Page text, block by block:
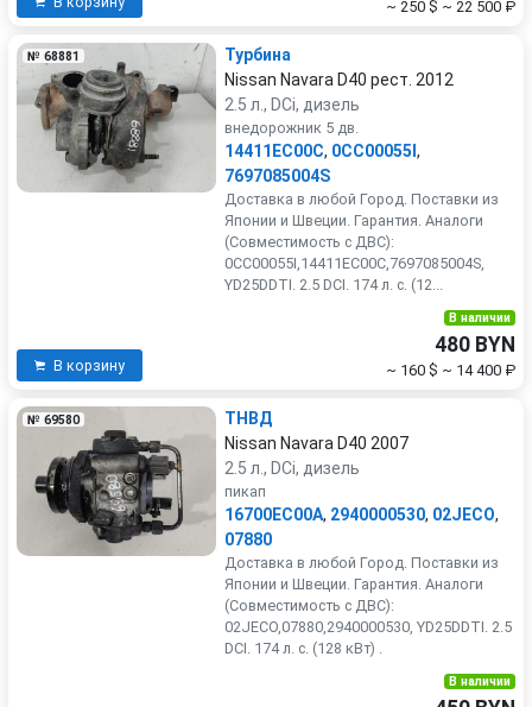
~ 250 $ ~ 22 500 ₽
№ 68881
Турбина
Nissan Navara D40 рест. 2012
2.5 л., DCi, дизель
внедорожник 5 дв.
14411EC00C, 0CC00055I ,
7697085004S
Доставка в любой Город. Поставки из
Японии и Швеции. Гарантия. Аналоги
(Совместимость с ДВС):
0CC00055I,14411EC00C,7697085004S,
YD25DDTI. 2.5 DCI. 174 л. с. (12...
В корзину
В наличии
480 BYN
~ 160 $ ~ 14 400 ₽
№ 69580
ТНВД
Nissan Navara D40 2007
2.5 л., DCi, дизель
пикап
16700EC00A, 2940000530, 02JECO,
07880
Доставка в любой Город. Поставки из
Японии и Швеции. Гарантия. Аналоги
(Совместимость с ДВС):
02JECO,07880,2940000530, YD25DDTI. 2.5
DCI. 174 л. с. (128 кВт) .
В наличии